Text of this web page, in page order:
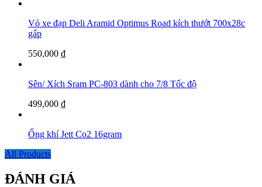
Vỏ xe đạp Deli Aramid Optimus Road kích thướt 700x28c
gấp
550,000 ₫
Sên/ Xích Sram PC-803 dành cho 7/8 Tốc độ
499,000 ₫
Ống khí Jett Co2 16gram
All Products
ĐÁNH GIÁ